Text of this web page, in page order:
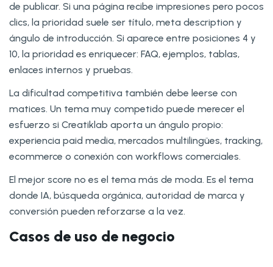
de publicar. Si una página recibe impresiones pero pocos
clics, la prioridad suele ser título, meta description y
ángulo de introducción. Si aparece entre posiciones 4 y
10, la prioridad es enriquecer: FAQ, ejemplos, tablas,
enlaces internos y pruebas.
La dificultad competitiva también debe leerse con
matices. Un tema muy competido puede merecer el
esfuerzo si Creatiklab aporta un ángulo propio:
experiencia paid media, mercados multilingües, tracking,
ecommerce o conexión con workflows comerciales.
El mejor score no es el tema más de moda. Es el tema
donde IA, búsqueda orgánica, autoridad de marca y
conversión pueden reforzarse a la vez.
Casos de uso de negocio